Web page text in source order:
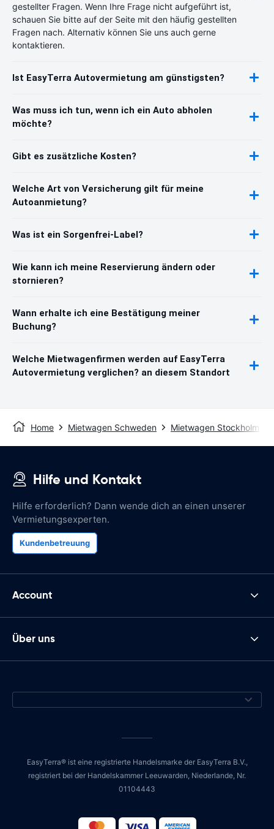
gestellter Fragen. Wenn Ihre Frage nicht aufgeführt ist,
schauen Sie bitte auf der Seite mit den häufig gestellten
Fragen nach. Alternativ können Sie uns auch gerne
kontaktieren.
Ist EasyTerra Autovermietung am günstigsten?
Was muss ich tun, wenn ich ein Auto abholen
möchte?
Gibt es zusätzliche Kosten?
Welche Art von Versicherung gilt für meine
Autoanmietung?
Was ist ein Sorgenfrei-Label?
Wie kann ich meine Reservierung ändern oder
stornieren?
Wann erhalte ich eine Bestätigung meiner
Buchung?
Welche Mietwagenfirmen werden auf EasyTerra
Autovermietung verglichen? an diesem Standort
Home Mietwagen Schweden Mietwagen Stockholm
Hilfe und Kontakt
Hilfe erforderlich? Dann wende dich an einen unserer
Vermietungsexperten.
Kundenbetreuung
Account
Über uns
EasyTerra® ist eine registrierte Handelsmarke der EasyTerra B.V.,
registriert bei der Handelskammer Leeuwarden, Niederlande, Nr.
01104443